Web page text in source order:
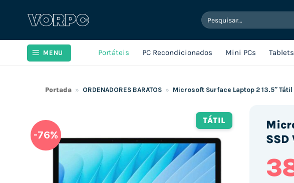
Pesquisar
por:
MENU Portáteis PC Recondicionados Mini PCs Tablets
Portada » ORDENADORES BARATOS » Microsoft Surface Laptop 2 13.5″ Tátil
TÁTIL
-76%
SSD